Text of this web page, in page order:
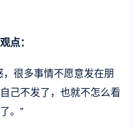
点：
很多事情不愿意发在朋
己不发了，也就不怎么看
。”